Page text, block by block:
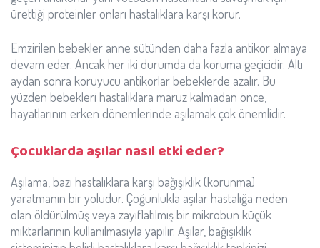
ürettiği proteinler onları hastalıklara karşı korur.
Emzirilen bebekler anne sütünden daha fazla antikor almaya
devam eder. Ancak her iki durumda da koruma geçicidir. Altı
aydan sonra koruyucu antikorlar bebeklerde azalır. Bu
yüzden bebekleri hastalıklara maruz kalmadan önce,
hayatlarının erken dönemlerinde aşılamak çok önemlidir.
Çocuklarda aşılar nasıl etki eder?
Aşılama, bazı hastalıklara karşı bağışıklık (korunma)
yaratmanın bir yoludur. Çoğunlukla aşılar hastalığa neden
olan öldürülmüş veya zayıflatılmış bir mikrobun küçük
miktarlarının kullanılmasıyla yapılır. Aşılar, bağışıklık